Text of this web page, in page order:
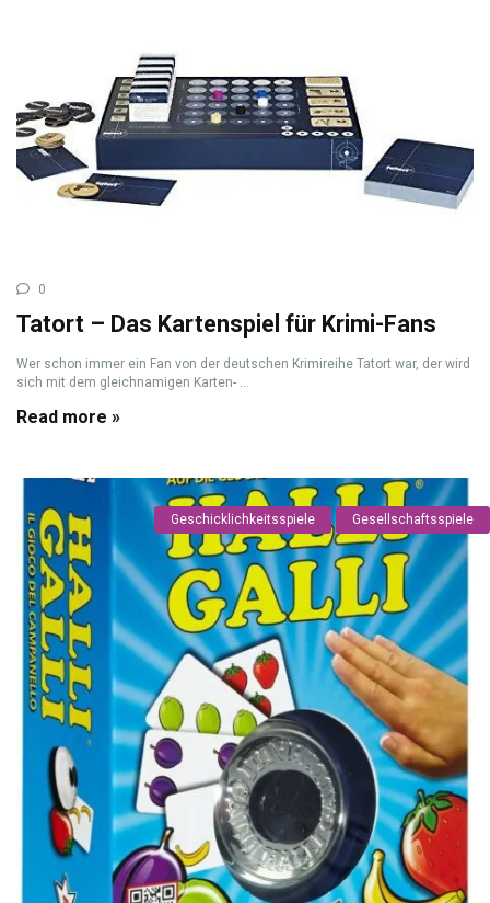
0
Tatort – Das Kartenspiel für Krimi-Fans
Wer schon immer ein Fan von der deutschen Krimireihe Tatort war, der wird
sich mit dem gleichnamigen Karten- ...
Read more »
Geschicklichkeitsspiele Gesellschaftsspiele